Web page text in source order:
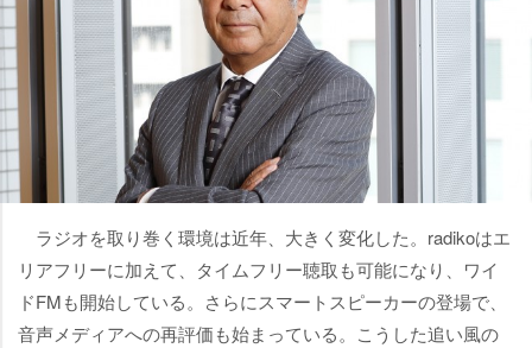
ラジオを取り巻く環境は近年、大きく変化した。radikoはエ
リアフリーに加えて、タイムフリー聴取も可能になり、ワイ
ドFMも開始している。さらにスマートスピーカーの登場で、
音声メディアへの再評価も始まっている。こうした追い風の